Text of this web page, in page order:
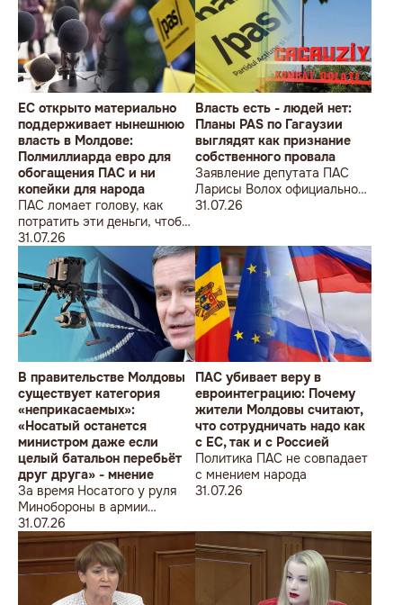
ÎMPOTRIVA MOLDOVEI!
Lecțiile istoriei și provocările
prezentului (la împlinirea a
550 de ani de la bătălia de la
Războieni)
ЕС открыто материально
поддерживает нынешнюю
власть в Молдове:
Полмиллиарда евро для
обогащения ПАС и ни
копейки для народа
ПАС ломает голову, как
потратить эти деньги, чтобы
оппозиция меньше ворчала,
ведь полмиллиарда
незаметно в карман не
положишь
31.07.26
Власть есть - людей нет:
Планы PAS по Гагаузии
выглядят как признание
собственного провала
Заявление депутата ПАС
Ларисы Волох официально
подтвердило провал
Молдовы
31.07.26
В правительстве Молдовы
существует категория
«неприкасаемых»:
«Носатый останется
министром даже если
целый батальон перебьёт
друг друга» - мнение
За время Носатого у руля
Минобороны в армии
погибли 9 человек в мирное
время, включая
несовершеннолетнего
юношу
31.07.26
ПАС убивает веру в
евроинтеграцию: Почему
жители Молдовы считают,
что сотрудничать надо как
с ЕС, так и с Россией
Политика ПАС не совпадает
с мнением народа
31.07.26